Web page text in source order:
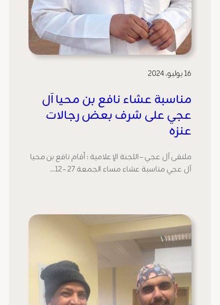
16 يوليو، 2024
مناسبة عشاء نافع بن محيا آل
عجي على شرف بعض رجالات
عنزه
ملتقى آل عجي – اللجنة الإعلامية : أقام نافع بن محيا
آل عجي مناسبة عشاء مساء الجمعة 27 – 12…